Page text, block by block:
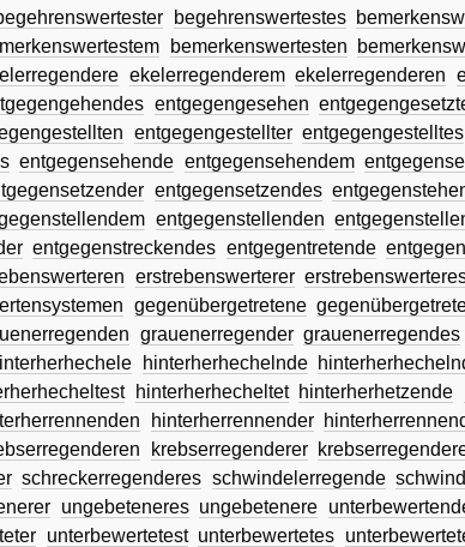
begehrenswertestes
bemerkenswertesten
ekelerregenderem ekelerregenderen
entgegengesehen
entgegengestellter entgegengestelltes
entgegensehende entgegensehendem
entgegensetzendes
entgegenstellenden
entgegenstreckendes entgegentretende
erstrebenswerterer
gegenübergetretene
grauenerregender grauenerregendes
hinterherhechelnde
hinterherhecheltet hinterherhetzende
hinterherrennender
krebserregenderer
schreckerregenderes schwindelerregende
ungebeteneres ungebetenere
unterbewertetest unterbewertetes